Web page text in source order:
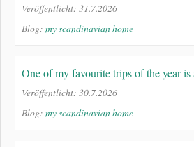
Veröffentlicht: 31.7.2026
Blog: my scandinavian home
One of my favourite trips of the year is
Veröffentlicht: 30.7.2026
Blog: my scandinavian home